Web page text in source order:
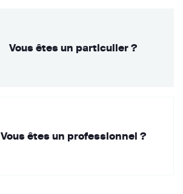
Vous êtes un particulier ?
Vous êtes un professionnel ?